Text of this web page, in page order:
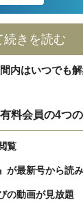
続きを読む
内はいつでも解
料会員の4つ
覧
が最新号から読
の動画が見放題